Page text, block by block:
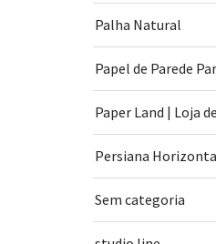
Palha Natural
Sem categoria